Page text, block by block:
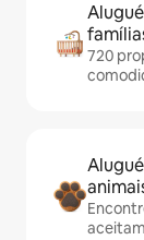
720